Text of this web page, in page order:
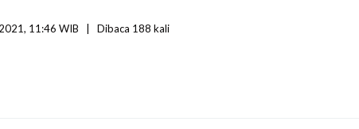
11:46 WIB Dibaca 188 kali